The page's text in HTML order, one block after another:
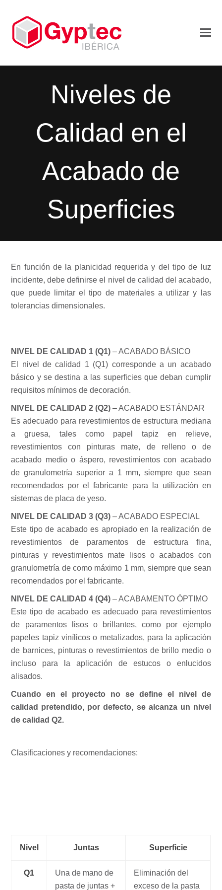
Niveles de
Calidad en el
Acabado de
Superficies
En función de la planicidad requerida y del tipo de luz
incidente, debe definirse el nivel de calidad del acabado,
que puede limitar el tipo de materiales a utilizar y las
tolerancias dimensionales.
NIVEL DE CALIDAD 1 (Q1) – ACABADO BÁSICO
El nivel de calidad 1 (Q1) corresponde a un acabado
básico y se destina a las superficies que deban cumplir
requisitos mínimos de decoración.
NIVEL DE CALIDAD 2 (Q2) – ACABADO ESTÁNDAR
Es adecuado para revestimientos de estructura mediana
a gruesa, tales como papel tapiz en relieve,
revestimientos con pinturas mate, de relleno o de
acabado medio o áspero, revestimientos con acabado
de granulometría superior a 1 mm, siempre que sean
recomendados por el fabricante para la utilización en
sistemas de placa de yeso.
NIVEL DE CALIDAD 3 (Q3) – ACABADO ESPECIAL
Este tipo de acabado es apropiado en la realización de
revestimientos de paramentos de estructura fina,
pinturas y revestimientos mate lisos o acabados con
granulometría de como máximo 1 mm, siempre que sean
recomendados por el fabricante.
NIVEL DE CALIDAD 4 (Q4) – ACABAMENTO ÓPTIMO
Este tipo de acabado es adecuado para revestimientos
de paramentos lisos o brillantes, como por ejemplo
papeles tapiz vinílicos o metalizados, para la aplicación
de barnices, pinturas o revestimientos de brillo medio o
incluso para la aplicación de estucos o enlucidos
alisados.
Cuando en el proyecto no se define el nivel de
calidad pretendido, por defecto, se alcanza un nivel
de calidad Q2.
Clasificaciones y recomendaciones:
Nivel Juntas Superficie
Q1
Una de mano de
pasta de juntas +
Eliminación del
exceso de la pasta